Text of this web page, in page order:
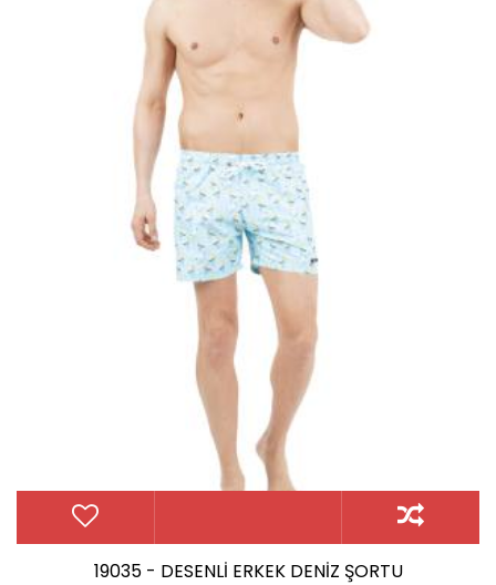
19035 - DESENLİ ERKEK DENİZ ŞORTU